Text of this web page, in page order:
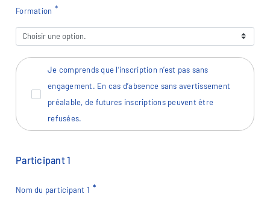
Formation
Je comprends que l’inscription n’est pas sans
engagement. En cas d’absence sans avertissement
préalable, de futures inscriptions peuvent être
refusées.
Participant1
Nom du participant 1